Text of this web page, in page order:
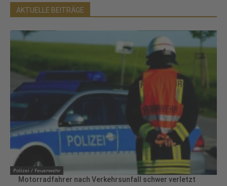
AKTUELLE BEITRÄGE
Polizei / Feuerwehr
Motorradfahrer nach Verkehrsunfall schwer verletzt